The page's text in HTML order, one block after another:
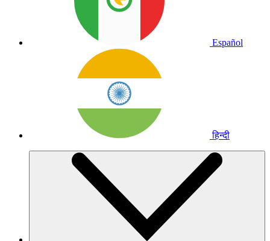
Español
हिन्दी